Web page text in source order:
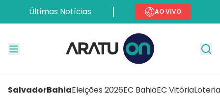
Últimas Notícias AO VIVO
SalvadorBahiaEleições 2026EC BahiaEC Vitória